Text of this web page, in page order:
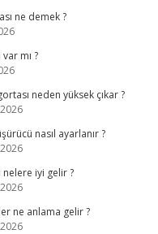
ne demek ?
mı ?
neden yüksek çıkar ?
nasıl ayarlanır ?
nelere iyi gelir ?
ne anlama gelir ?